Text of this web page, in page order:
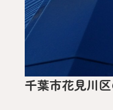
千葉市花見川